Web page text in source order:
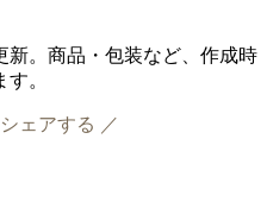
新。商品・包装など、作成時
。
ェアする ／